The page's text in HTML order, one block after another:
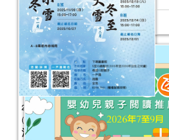
2025年“節慶齊齊樂—親子閱讀工作坊”
(11-12月)
活動日期： 2025年11月08日